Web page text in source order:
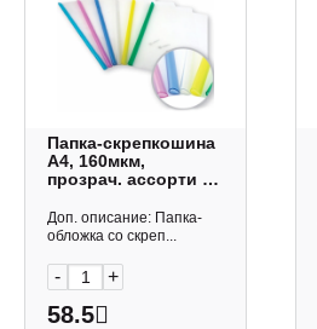
Папка-скрепкошина
А4, 160мкм,
прозрач. ассорти на
Lamark
Доп. описание: Папка-
обложка со скреп...
- +
58.5